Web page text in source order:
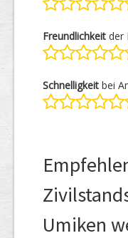
Freundlichkeit der
Schnelligkeit bei
Umiken